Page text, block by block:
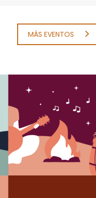
MÁS EVENTOS